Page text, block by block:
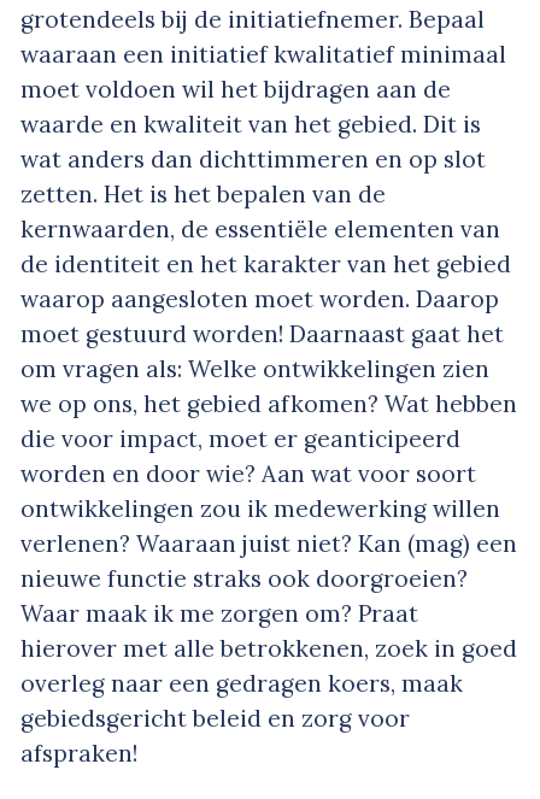
grotendeels bij de initiatiefnemer. Bepaal
waaraan een initiatief kwalitatief minimaal
moet voldoen wil het bijdragen aan de
waarde en kwaliteit van het gebied. Dit is
wat anders dan dichttimmeren en op slot
zetten. Het is het bepalen van de
kernwaarden, de essentiële elementen van
de identiteit en het karakter van het gebied
waarop aangesloten moet worden. Daarop
moet gestuurd worden! Daarnaast gaat het
om vragen als: Welke ontwikkelingen zien
we op ons, het gebied afkomen? Wat hebben
die voor impact, moet er geanticipeerd
worden en door wie? Aan wat voor soort
ontwikkelingen zou ik medewerking willen
verlenen? Waaraan juist niet? Kan (mag) een
nieuwe functie straks ook doorgroeien?
Waar maak ik me zorgen om? Praat
hierover met alle betrokkenen, zoek in goed
overleg naar een gedragen koers, maak
gebiedsgericht beleid en zorg voor
afspraken!